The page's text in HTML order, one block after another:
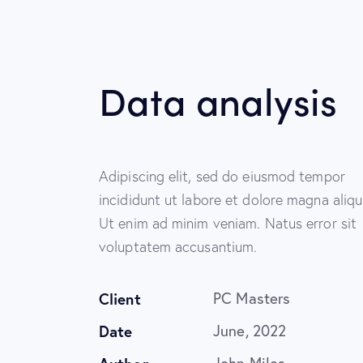
Data analysis
Adipiscing elit, sed do eiusmod tempor
incididunt ut labore et dolore magna
Ut enim ad minim veniam. Natus error sit
voluptatem accusantium.
Client PC Masters
Date June, 2022